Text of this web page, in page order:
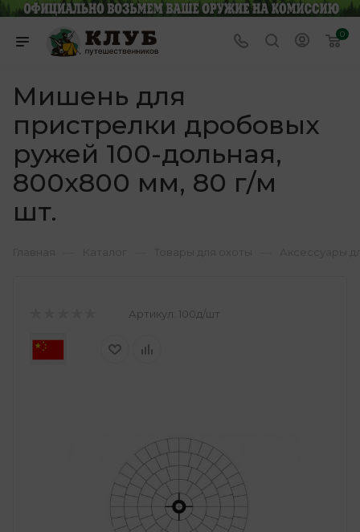
0
Мишень для
пристрелки дробовых
ружей 100-дольная,
800х800 мм, 80 г/м
шт.
Артикул: 100д/шт